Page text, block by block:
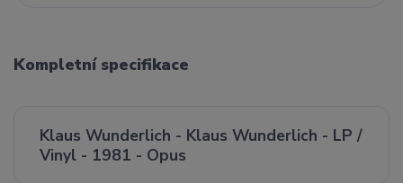
Kompletní specifikace
Klaus Wunderlich - Klaus Wunderlich - LP /
Vinyl - 1981 - Opus